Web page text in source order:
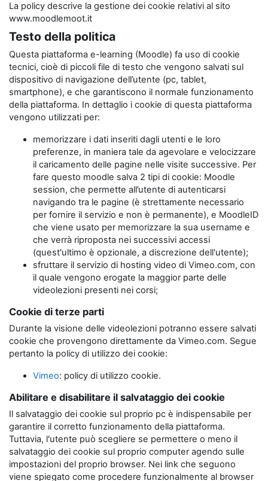
La policy descrive la gestione dei cookie relativi al sito
www.moodlemoot.it
Testo della politica
Questa piattaforma e-learning (Moodle) fa uso di cookie
tecnici, cioè di piccoli file di testo che vengono salvati sul
dispositivo di navigazione dell’utente (pc, tablet,
smartphone), e che garantiscono il normale funzionamento
della piattaforma. In dettaglio i cookie di questa piattaforma
vengono utilizzati per:
memorizzare i dati inseriti dagli utenti e le loro
preferenze, in maniera tale da agevolare e velocizzare
il caricamento delle pagine nelle visite successive. Per
fare questo moodle salva 2 tipi di cookie: Moodle
session, che permette all’utente di autenticarsi
navigando tra le pagine (è strettamente necessario
per fornire il servizio e non è permanente), e MoodleID
che viene usato per memorizzare la sua username e
che verrà riproposta nei successivi accessi
(quest'ultimo è opzionale, a discrezione dell'utente);
sfruttare il servizio di hosting video di Vimeo.com, con
il quale vengono erogate la maggior parte delle
videolezioni presenti nei corsi;
Cookie di terze parti
Durante la visione delle videolezioni potranno essere salvati
cookie che provengono direttamente da Vimeo.com. Segue
pertanto la policy di utilizzo dei cookie:
Vimeo: policy di utilizzo cookie.
Abilitare e disabilitare il salvataggio dei cookie
Il salvataggio dei cookie sul proprio pc è indispensabile per
garantire il corretto funzionamento della piattaforma.
Tuttavia, l'utente può scegliere se permettere o meno il
salvataggio dei cookie sul proprio computer agendo sulle
impostazioni del proprio browser. Nei link che seguono
viene spiegato come procedere funzionalmente al browser